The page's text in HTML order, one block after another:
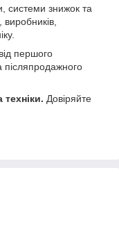
системи знижок та
виробників,
першого
післяпродажного
Довіряйте